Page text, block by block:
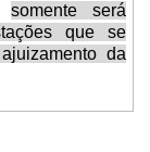
somente será
que se
da